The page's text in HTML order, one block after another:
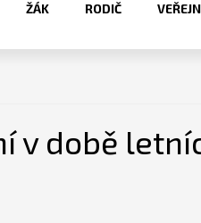
ŽÁK RODIČ
v době